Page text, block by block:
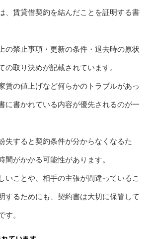
、賃貸借契約を結んだことを証明する書
の禁止事項・更新の条件・退去時の原状
の取り決めが記載されています。
賃の値上げなど何らかのトラブルがあっ
に書かれている内容が優先されるのが一
失すると契約条件が分からなくなるた
間がかかる可能性があります。
いことや、相手の主張が間違っているこ
するためにも、契約書は大切に保管して
す。